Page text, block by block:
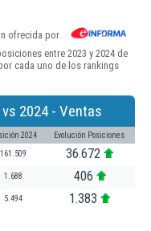
ofrecida por
entre 2023 y 2024 de
cada uno de los rankings
2024 - Ventas
2024 Evolución Posiciones
161.509 36.672
1.688 406
5.494 1.383